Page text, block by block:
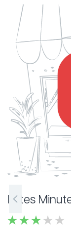
Pâtes